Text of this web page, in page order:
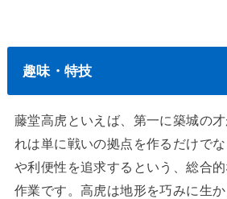
趣味・特技
藤堂高虎といえば、第一に築城の
れは単に戦いの拠点を作るだけで
や利便性を追求するという、総合
作業です。高虎は地形を巧みに生